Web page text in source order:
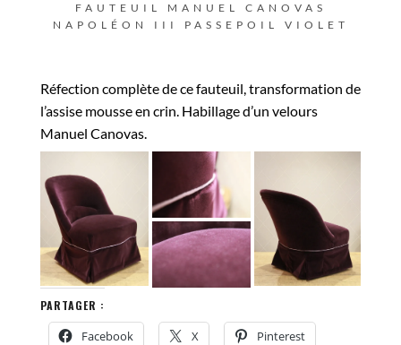
FAUTEUIL
MANUEL CANOVAS
NAPOLÉON III
PASSEPOIL VIOLET
Réfection complète de ce fauteuil, transformation de
l’assise mousse en crin. Habillage d’un velours
Manuel Canovas.
PARTAGER :
Facebook X Pinterest